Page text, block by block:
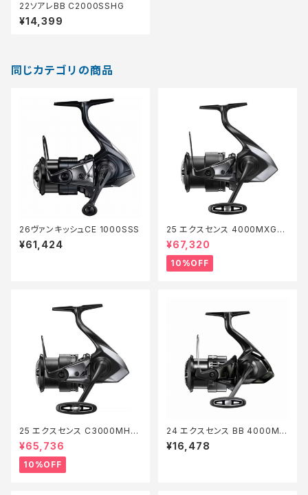
22ソアレBB C2000SSHG
¥14,399
同じカテゴリの商品
26ヴァンキッシュCE 1000SSS
¥61,424
25 エクスセンス 4000MXG
【継続セール_リール】【10】
¥67,320
10%OFF
25 エクスセンス C3000MHG
【継続セール_リール】【10】
¥65,736
10%OFF
24 エクスセンス BB 4000MH
G
¥16,478